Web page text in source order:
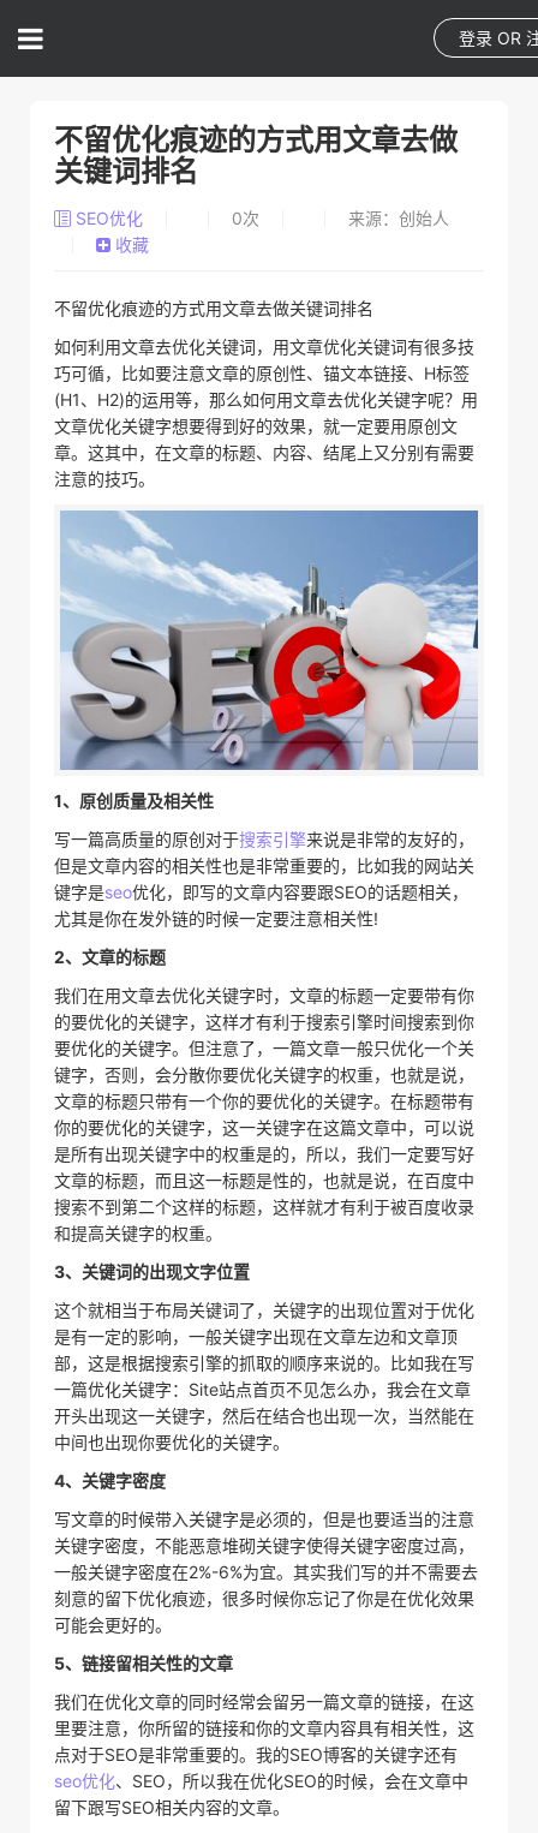
登录 OR
不留优化痕迹的方式用文章去做
关键词排名
SEO优化 0次
来源：创始人
收藏
不留优化痕迹的方式用文章去做关键词排名
如何利用文章去优化关键词，用文章优化关键词有很多技
巧可循，比如要注意文章的原创性、锚文本链接、H标签
(H1、H2)的运用等，那么如何用文章去优化关键字呢？用
文章优化关键字想要得到好的效果，就一定要用原创文
章。这其中，在文章的标题、内容、结尾上又分别有需要
注意的技巧。
1、原创质量及相关性
写一篇高质量的原创对于搜索引擎来说是非常的友好的，
但是文章内容的相关性也是非常重要的，比如我的网站关
键字是seo优化，即写的文章内容要跟SEO的话题相关，
尤其是你在发外链的时候一定要注意相关性!
2、文章的标题
我们在用文章去优化关键字时，文章的标题一定要带有你
的要优化的关键字，这样才有利于搜索引擎时间搜索到你
要优化的关键字。但注意了，一篇文章一般只优化一个关
键字，否则，会分散你要优化关键字的权重，也就是说，
文章的标题只带有一个你的要优化的关键字。在标题带有
你的要优化的关键字，这一关键字在这篇文章中，可以说
是所有出现关键字中的权重是的，所以，我们一定要写好
文章的标题，而且这一标题是性的，也就是说，在百度中
搜索不到第二个这样的标题，这样就才有利于被百度收录
和提高关键字的权重。
3、关键词的出现文字位置
这个就相当于布局关键词了，关键字的出现位置对于优化
是有一定的影响，一般关键字出现在文章左边和文章顶
部，这是根据搜索引擎的抓取的顺序来说的。比如我在写
一篇优化关键字：Site站点首页不见怎么办，我会在文章
开头出现这一关键字，然后在结合也出现一次，当然能在
中间也出现你要优化的关键字。
4、关键字密度
写文章的时候带入关键字是必须的，但是也要适当的注意
关键字密度，不能恶意堆砌关键字使得关键字密度过高，
一般关键字密度在2%-6%为宜。其实我们写的并不需要去
刻意的留下优化痕迹，很多时候你忘记了你是在优化效果
可能会更好的。
5、链接留相关性的文章
我们在优化文章的同时经常会留另一篇文章的链接，在这
里要注意，你所留的链接和你的文章内容具有相关性，这
点对于SEO是非常重要的。我的SEO博客的关键字还有
seo优化、SEO，所以我在优化SEO的时候，会在文章中
留下跟写SEO相关内容的文章。